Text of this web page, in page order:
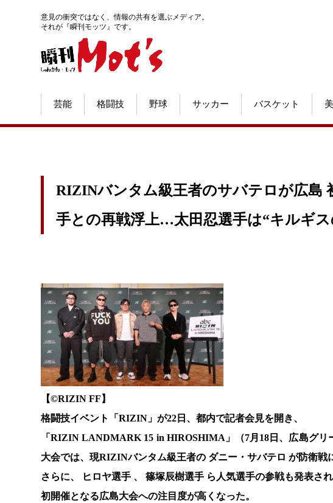
意見の衝突ではなく、情報の共有を選ぶメディア。
それが『瞬刊モッツ』です。
芸能 格闘技 野球 サッカー バスケット
RIZINバンタム級王者のサバテロが広島
手との再戦浮上…太田忍選手は“キルギス
【©️RIZIN FF】
格闘技イベント「RIZIN」が22日、都内で記者会見を開き、
「RIZIN LANDMARK 15 in HIROSHIMA」（7月18日、広島グリ
大会では、現RIZINバンタム級王者の ダニー・サバテロ が防衛戦
さらに、 ヒロヤ選手 、 篠塚辰樹選手 ら人気選手の参戦も発表され
初開催となる広島大会への注目度が高くなった。